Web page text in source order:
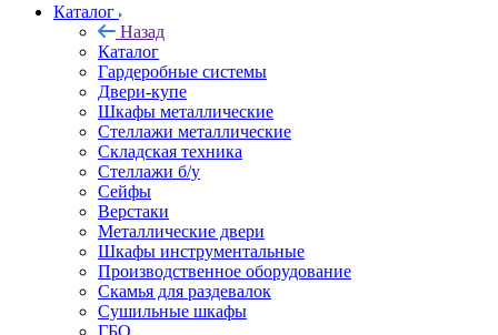
Каталог
Назад
Каталог
Гардеробные системы
Двери-купе
Шкафы металлические
Стеллажи металлические
Складская техника
Стеллажи б/у
Сейфы
Верстаки
Металлические двери
Шкафы инструментальные
Производственное оборудование
Скамья для раздевалок
Сушильные шкафы
ГБО